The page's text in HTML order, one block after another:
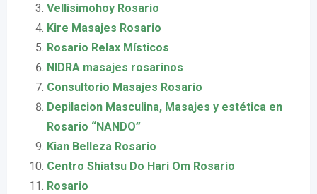
Vellisimohoy Rosario
Kire Masajes Rosario
Rosario Relax Místicos
NIDRA masajes rosarinos
Consultorio Masajes Rosario
Depilacion Masculina, Masajes y estética en
Rosario “NANDO”
Kian Belleza Rosario
Centro Shiatsu Do Hari Om Rosario
Rosario